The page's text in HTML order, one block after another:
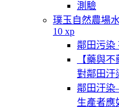
測驗
璞玉自然農場
10 xp
鄰田污染
【藥與
對鄰田汙
鄰田汙
生產者應